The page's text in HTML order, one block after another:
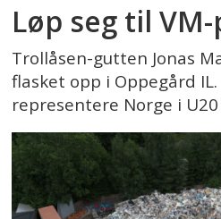
Løp seg til VM-
Trollåsen-gutten Jonas
flasket opp i Oppegård
representere Norge i U20